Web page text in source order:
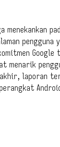
menekankan
menarik
laporan
Android